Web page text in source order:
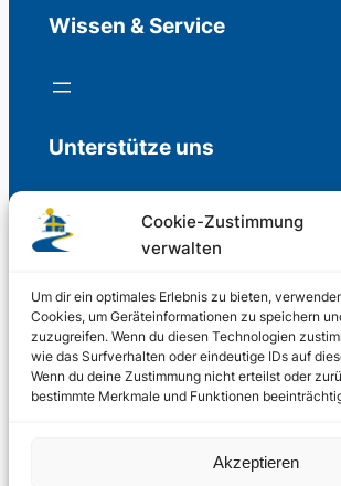
Cookie-Zustimmung
verwalten
Um dir ein optimales Erlebnis zu bieten,
Cookies, um Geräteinformationen zu speichern
zuzugreifen. Wenn du diesen Technologien
wie das Surfverhalten oder eindeutige IDs auf
Wenn du deine Zustimmung nicht erteilst oder
bestimmte Merkmale und Funktionen
Akzeptieren
Wissen & Service
Unterstütze uns
Freiwillige Spenden für die
Support us
© 2002 – 2026